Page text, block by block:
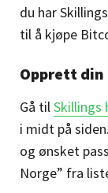
du har Skillings
til å kjøpe
Opprett
Gå tilSkillings
i midt på
og ønsket
Norge” fra